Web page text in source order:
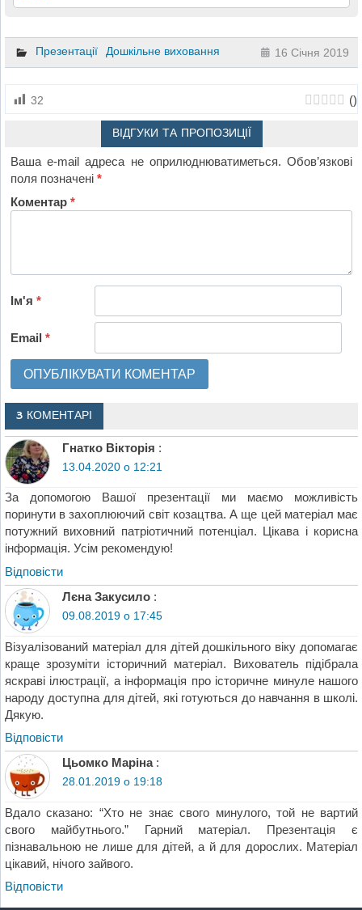
Презентації Дошкільне виховання 16 Січня 2019
32 ()
ВІДГУКИ ТА ПРОПОЗИЦІЇ
Ваша e-mail адреса не оприлюднюватиметься. Обов’язкові
поля позначені*
Коментар*
Ім'я*
Email*
3 КОМЕНТАРІ
Гнатко Вікторія :
13.04.2020 о 12:21
За допомогою Вашої презентації ми маємо можливість
поринути в захоплюючий світ козацтва. А ще цей матеріал має
потужний виховний патріотичний потенціал. Цікава і корисна
інформація. Усім рекомендую!
Відповіcти
Лєна Закусило :
09.08.2019 о 17:45
Візуалізований матеріал для дітей дошкільного віку допомагає
краще зрозуміти історичний матеріал. Вихователь підібрала
яскраві ілюстрації, а інформація про історичне минуле нашого
народу доступна для дітей, які готуються до навчання в школі.
Дякую.
Відповіcти
Цьомко Маріна :
28.01.2019 о 19:18
Вдало сказано: “Хто не знає свого минулого, той не вартий
свого майбутнього.” Гарний матеріал. Презентація є
пізнавальною не лише для дітей, а й для дорослих. Матеріал
цікавий, нічого зайвого.
Відповіcти